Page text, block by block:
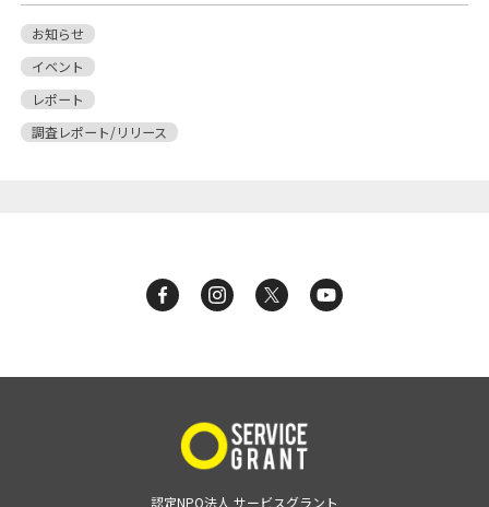
お知らせ
イベント
レポート
調査レポート/リリース
認定NPO法人 サービスグラント